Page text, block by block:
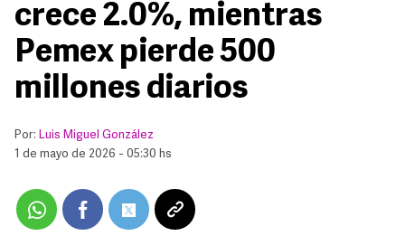
crece 2.0%, mientras
Pemex pierde 500
millones diarios
Por: Luis Miguel González
1 de mayo de 2026 - 05:30 hs